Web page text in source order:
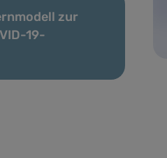
zur
19-